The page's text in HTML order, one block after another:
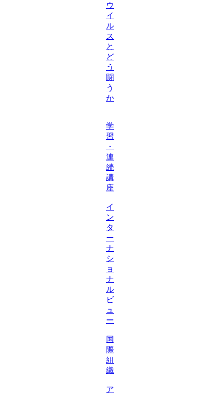
ウ
イ
ル
ス
と
ど
う
闘
う
か
学
習
・
連
続
講
座
イ
ン
タ
ー
ナ
シ
ョ
ナ
ル
ビ
ュ
ー
国
際
組
織
ア